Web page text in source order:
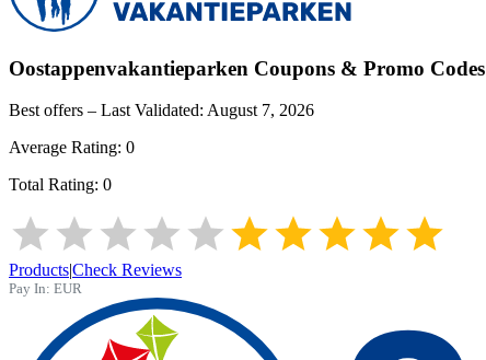
Oostappenvakantieparken Coupons & Promo Codes
Best offers – Last Validated: August 7, 2026
Average Rating: 0
Total Rating: 0
Products|Check Reviews
Pay In: EUR